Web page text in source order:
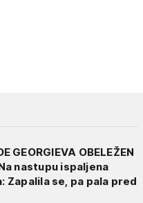
GEORGIEVA OBELEŽEN
nastupu ispaljena
Zapalila se, pa pala pred